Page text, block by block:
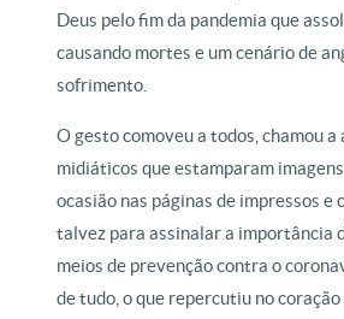
Deus pelo fim da pandemia que
causando mortes e um cenário de
sofrimento.
O gesto comoveu a todos, chamou a
midiáticos que estamparam
ocasião nas páginas de impressos e
talvez para assinalar a importância
meios de prevenção contra o
de tudo, o que repercutiu no